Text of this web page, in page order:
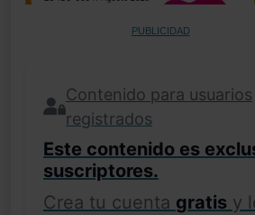
PUBLICIDAD
Contenido para usuarios
registrados
Este contenido es
suscriptores.
Crea tu cuenta gratis y